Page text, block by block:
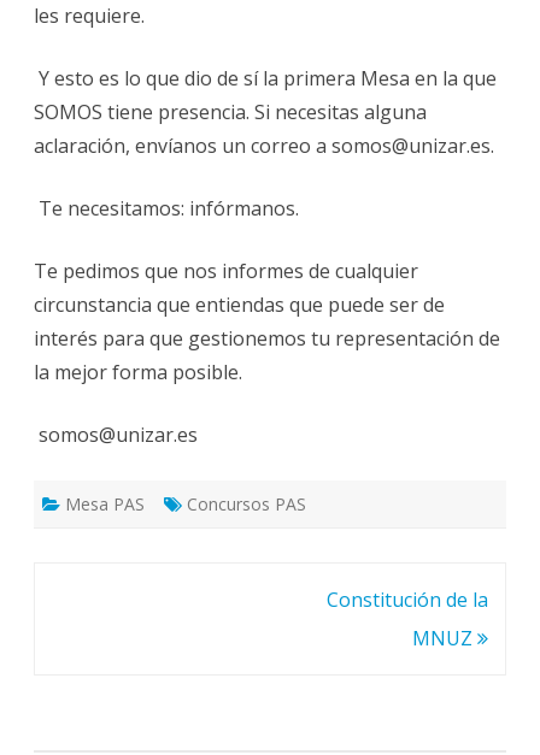
les requiere.
Y esto es lo que dio de sí la primera Mesa en la que
SOMOS tiene presencia. Si necesitas alguna
aclaración, envíanos un correo a somos@unizar.es.
Te necesitamos: infórmanos.
Te pedimos que nos informes de cualquier
circunstancia que entiendas que puede ser de
interés para que gestionemos tu representación de
la mejor forma posible.
somos@unizar.es
Mesa PAS Concursos PAS
Constitución de la
MNUZ